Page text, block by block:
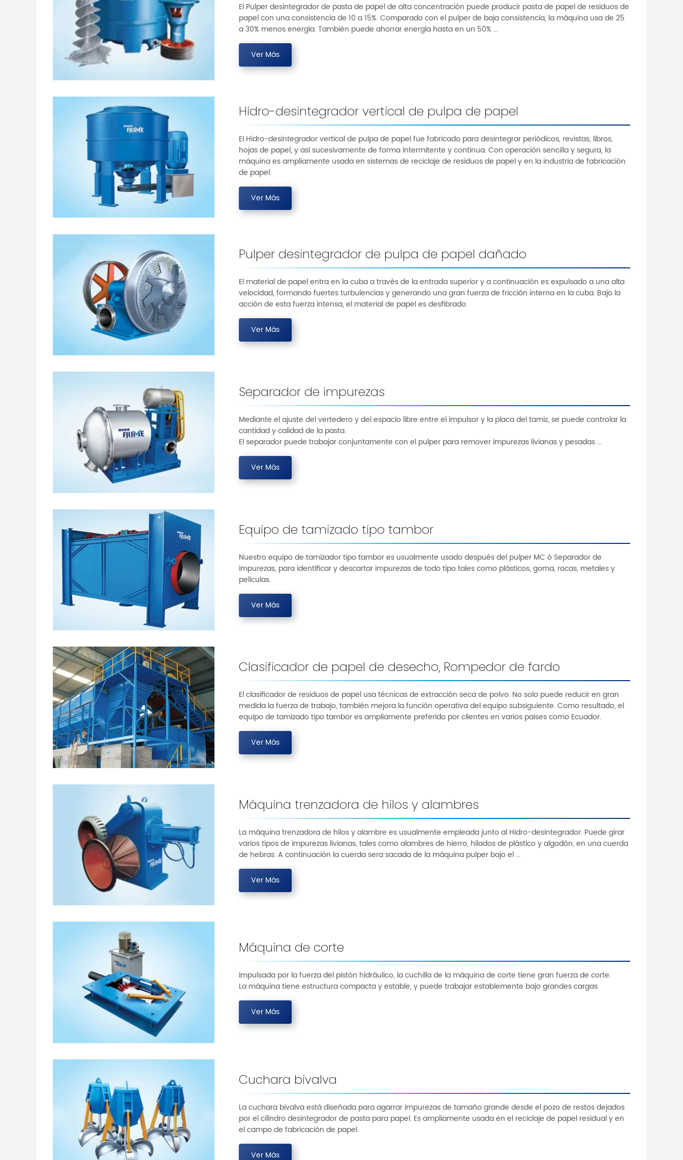
El Pulper desintegrador de pasta de papel de alta concentración puede producir pasta de papel de residuos de
papel con una consistencia de 10 a 15%. Comparado con el pulper de baja consistencia, la máquina usa de 25
a 30% menos energía. También puede ahorrar energía hasta en un 50% ...
Ver Más
Hidro-desintegrador vertical de pulpa de papel
El Hidro-desintegrador vertical de pulpa de papel fue fabricado para desintegrar periódicos, revistas, libros,
hojas de papel, y así sucesivamente de forma intermitente y continua. Con operación sencilla y segura, la
máquina es ampliamente usada en sistemas de reciclaje de residuos de papel y en la industria de fabricación
de papel.
Ver Más
Pulper desintegrador de pulpa de papel dañado
El material de papel entra en la cuba a través de la entrada superior y a continuación es expulsado a una alta
velocidad, formando fuertes turbulencias y generando una gran fuerza de fricción interna en la cuba. Bajo la
acción de esta fuerza intensa, el material de papel es desfibrado.
Ver Más
Separador de impurezas
Mediante el ajuste del vertedero y del espacio libre entre el impulsor y la placa del tamiz, se puede controlar la
cantidad y calidad de la pasta.
El separador puede trabajar conjuntamente con el pulper para remover impurezas livianas y pesadas ...
Ver Más
Equipo de tamizado tipo tambor
Nuestro equipo de tamizador tipo tambor es usualmente usado después del pulper MC ó Separador de
impurezas, para identificar y descartar impurezas de todo tipo tales como plásticos, goma, rocas, metales y
películas.
Ver Más
Clasificador de papel de desecho, Rompedor de fardo
El clasificador de residuos de papel usa técnicas de extracción seca de polvo. No solo puede reducir en gran
medida la fuerza de trabajo, también mejora la función operativa del equipo subsiguiente. Como resultado, el
equipo de tamizado tipo tambor es ampliamente preferido por clientes en varios países como Ecuador.
Ver Más
Máquina trenzadora de hilos y alambres
La máquina trenzadora de hilos y alambre es usualmente empleada junto al Hidro-desintegrador. Puede girar
varios tipos de impurezas livianas, tales como alambres de hierro, hilados de plástico y algodón, en una cuerda
de hebras. A continuación la cuerda sera sacada de la máquina pulper bajo el ...
Ver Más
Máquina de corte
Impulsada por la fuerza del pistón hidráulico, la cuchilla de la máquina de corte tiene gran fuerza de corte.
La máquina tiene estructura compacta y estable, y puede trabajar establemente bajo grandes cargas.
Ver Más
Cuchara bivalva
La cuchara bivalva está diseñada para agarrar impurezas de tamaño grande desde el pozo de restos dejados
por el cilindro desintegrador de pasta para papel. Es ampliamente usada en el reciclaje de papel residual y en
el campo de fabricación de papel.
Ver Más